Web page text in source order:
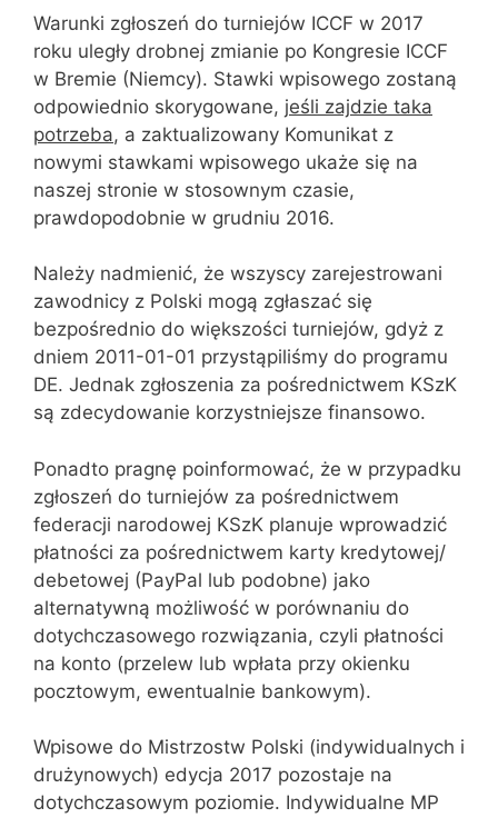
Warunki zgłoszeń do turniejów ICCF w 2017
roku uległy drobnej zmianie po Kongresie ICCF
w Bremie (Niemcy). Stawki wpisowego zostaną
odpowiednio skorygowane, jeśli zajdzie taka
potrzeba, a zaktualizowany Komunikat z
nowymi stawkami wpisowego ukaże się na
naszej stronie w stosownym czasie,
prawdopodobnie w grudniu 2016.
Należy nadmienić, że wszyscy zarejestrowani
zawodnicy z Polski mogą zgłaszać się
bezpośrednio do większości turniejów, gdyż z
dniem 2011-01-01 przystąpiliśmy do programu
DE. Jednak zgłoszenia za pośrednictwem KSzK
są zdecydowanie korzystniejsze finansowo.
Ponadto pragnę poinformować, że w przypadku
zgłoszeń do turniejów za pośrednictwem
federacji narodowej KSzK planuje wprowadzić
płatności za pośrednictwem karty kredytowej/
debetowej (PayPal lub podobne) jako
alternatywną możliwość w porównaniu do
dotychczasowego rozwiązania, czyli płatności
na konto (przelew lub wpłata przy okienku
pocztowym, ewentualnie bankowym).
Wpisowe do Mistrzostw Polski (indywidualnych i
drużynowych) edycja 2017 pozostaje na
dotychczasowym poziomie. Indywidualne MP